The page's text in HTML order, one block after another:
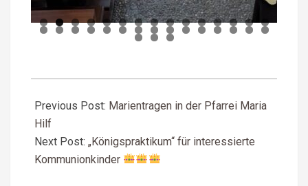
12-
02
Previous Post: Marientragen in der Pfarrei Maria
Hilf
Next Post: „Königspraktikum“ für interessierte
Kommunionkinder